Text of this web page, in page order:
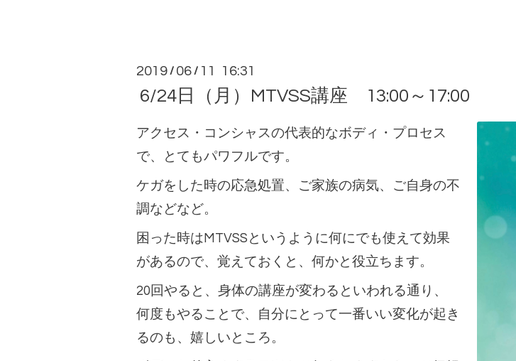
2019 / 06 / 11 16:31
6/24日（月）MTVSS講座 13:00～17:00
アクセス・コンシャスの代表的なボディ・プロセス
で、とてもパワフルです。
ケガをした時の応急処置、ご家族の病気、ご自身の不
調などなど。
困った時はMTVSSというように何にでも使えて効果
があるので、覚えておくと、何かと役立ちます。
20回やると、身体の講座が変わるといわれる通り、
何度もやることで、自分にとって一番いい変化が起き
るのも、嬉しいところ。